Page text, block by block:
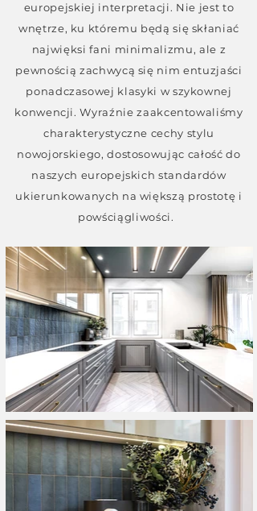
europejskiej interpretacji. Nie jest to
wnętrze, ku któremu będą się skłaniać
najwięksi fani minimalizmu, ale z
pewnością zachwycą się nim entuzjaści
ponadczasowej klasyki w szykownej
konwencji. Wyraźnie zaakcentowaliśmy
charakterystyczne cechy stylu
nowojorskiego, dostosowując całość do
naszych europejskich standardów
ukierunkowanych na większą prostotę i
powściągliwości.